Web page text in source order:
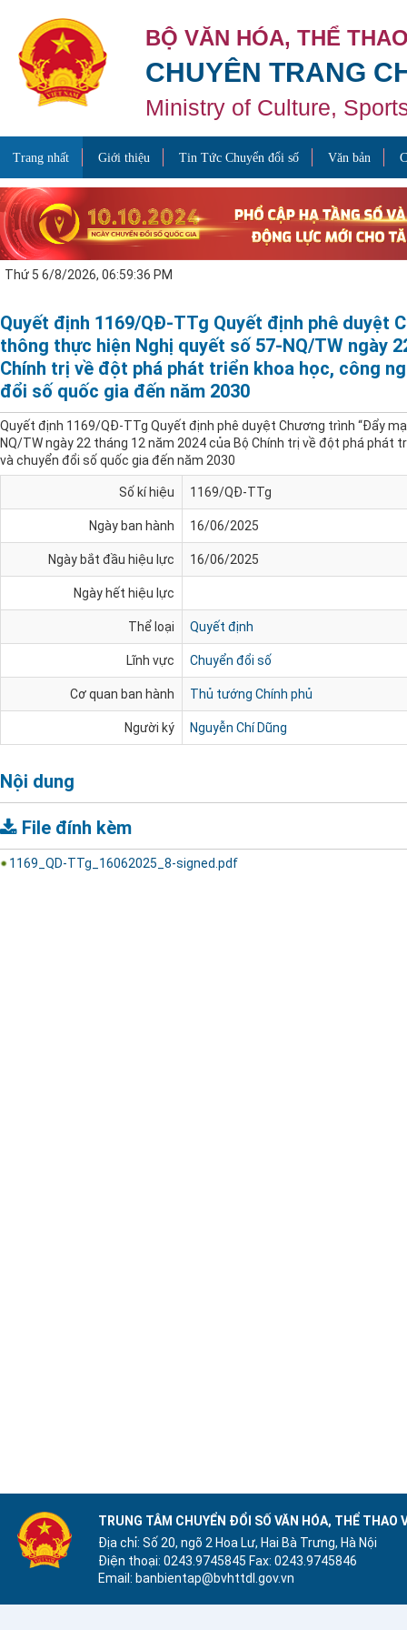
BỘ VĂN HÓA, THỂ
CHUYÊN TRANG
Ministry of Culture,
Trang nhất Giới thiệu Tin Tức Chuyển đổi số Văn bản
Thứ 5 6/8/2026, 06:59:36 PM
Quyết định 1169/QĐ-TTg Quyết định phê duyệt
thông thực hiện Nghị quyết số 57-NQ/TW ngày
Chính trị về đột phá phát triển khoa học, công
đổi số quốc gia đến năm 2030
Quyết định 1169/QĐ-TTg Quyết định phê duyệt Chương trình “Đẩy
NQ/TW ngày 22 tháng 12 năm 2024 của Bộ Chính trị về đột phá phát
và chuyển đổi số quốc gia đến năm 2030
Số kí hiệu 1169/QĐ-TTg
Ngày ban hành 16/06/2025
Ngày bắt đầu hiệu lực 16/06/2025
Ngày hết hiệu lực
Thể loại Quyết định
Lĩnh vực Chuyển đổi số
Cơ quan ban hành Thủ tướng Chính phủ
Người ký Nguyễn Chí Dũng
Nội dung
File đính kèm
1169_QD-TTg_16062025_8-signed.pdf
TRUNG TÂM CHUYỂN ĐỔI SỐ VĂN HÓA, THỂ THAO
Địa chỉ: Số 20, ngõ 2 Hoa Lư, Hai Bà Trưng, Hà Nội
Điện thoại: 0243.9745845 Fax: 0243.9745846
Email: banbientap@bvhttdl.gov.vn